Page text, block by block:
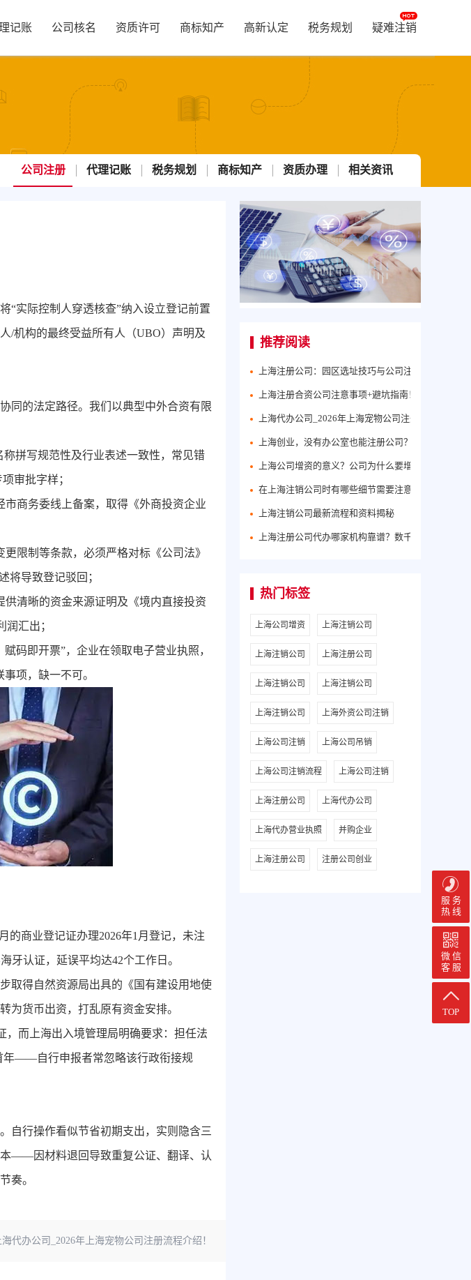
记账 公司核名 资质许可 商标知产 高新认定 税务规划 疑难注销
公司注册 代理记账 税务规划 商标知产 资质办理 相关资讯
“实际控制人穿透核查”纳入设立登记前置
/机构的最终受益所有人（UBO）声明及
同的法定路径。我们以典型中外合资有限
拼写规范性及行业表述一致性，常见错
审批字样；
商务委线上备案，取得《外商投资企业
限制等条款，必须严格对标《公司法》
将导致登记驳回；
清晰的资金来源证明及《境内直接投资
汇出；
码即开票”，企业在领取电子营业执照，
项，缺一不可。
的商业登记证办理2026年1月登记，未注
牙认证，延误平均达42个工作日。
取得自然资源局出具的《国有建设用地使
为货币出资，打乱原有资金安排。
而上海出入境管理局明确要求：担任法
年——自行申报者常忽略该行政衔接规
自行操作看似节省初期支出，实则隐含三
——因材料退回导致重复公证、翻译、认
奏。
海代办公司_2026年上海宠物公司注册流程介绍！
推荐阅读
上海注册公司：园区选址技巧与公司注册资料和流程
上海注册合资公司注意事项+避坑指南！
上海代办公司_2026年上海宠物公司注册流程介绍！
上海创业，没有办公室也能注册公司？2026最新攻略
上海公司增资的意义？公司为什么要增资？代账公司
在上海注销公司时有哪些细节需要注意？
上海注销公司最新流程和资料揭秘
上海注册公司代办哪家机构靠谱？数千家老板的共同
热门标签
上海公司增资 上海注销公司
上海注销公司 上海注册公司
上海注销公司 上海注销公司
上海注销公司 上海外资公司注销
上海公司注销 上海公司吊销
上海公司注销流程 上海公司注销
上海注册公司 上海代办公司
上海代办营业执照 并购企业
上海注册公司 注册公司创业
服 务
热 线
微 信
客 服
TOP